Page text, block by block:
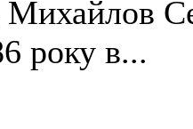
року в...